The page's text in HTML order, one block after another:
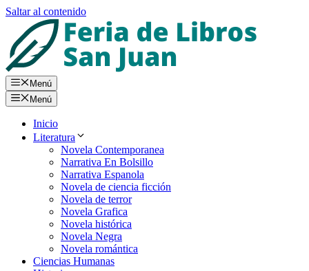
Saltar al contenido
Menú
Menú
Inicio
Literatura
Novela Contemporanea
Narrativa En Bolsillo
Narrativa Espanola
Novela de ciencia ficción
Novela de terror
Novela Grafica
Novela histórica
Novela Negra
Novela romántica
Ciencias Humanas